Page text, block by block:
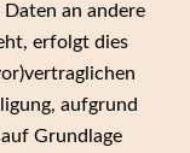
an andere
erfolgt dies
aufgrund
Grundlage